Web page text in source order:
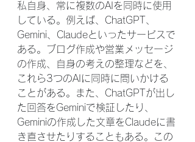
私自身、常に複数のAIを同時に使用
している。例えば、ChatGPT、
Gemini、Claudeといったサービスで
ある。ブログ作成や営業メッセージ
の作成、自身の考えの整理などを、
これら3つのAIに同時に問いかける
ことがある。また、ChatGPTが出し
た回答をGeminiで検証したり、
Geminiの作成した文章をClaudeに書
き直させたりすることもある。この